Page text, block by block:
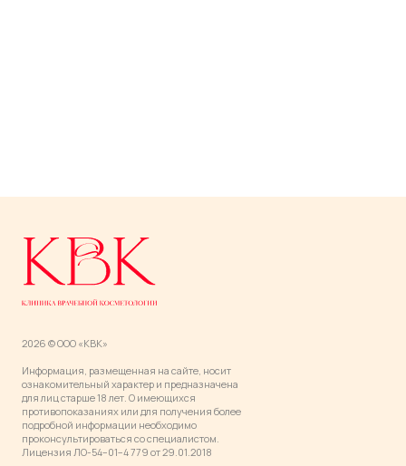
2026 © ООО «КВК»
Информация, размещенная на сайте, носит
ознакомительный характер и предназначена
для лиц старше 18 лет. О имеющихся
противопоказаниях или для получения более
подробной информации необходимо
проконсультироваться со специалистом.
Лицензия ЛО-54−01−4 779 от 29.01.2018